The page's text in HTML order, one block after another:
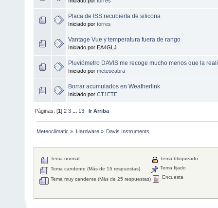
Placa de ISS recubierta de silicona
Iniciado por torres
Vantage Vue y temperatura fuera de rango
Iniciado por EA4GLJ
Pluviómetro DAVIS me recoge mucho menos que la
Iniciado por meteocabra
Borrar acumulados en Weatherlink
Iniciado por CT1ETE
Páginas: [1]2 3 ... 13 Ir Arriba
Meteoclimatic » Hardware» Davis Instruments
Tema normal
Tema candente (Más de 15 respuestas)
Tema muy candente (Más de 25 respuestas)
Tema bloqueado
Tema fijado
Encuesta